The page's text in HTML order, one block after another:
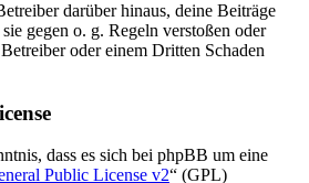
darüber hinaus, deine Beiträge
gegen o. g. Regeln verstoßen oder
oder einem Dritten Schaden
dass es sich bei phpBB um eine
Public License v2“ (GPL)